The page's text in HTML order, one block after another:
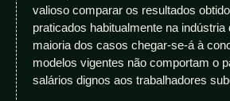
valioso comparar os resultados
praticados habitualmente na indústria
maioria dos casos chegar-se-á à
modelos vigentes não comportam o
salários dignos aos trabalhadores